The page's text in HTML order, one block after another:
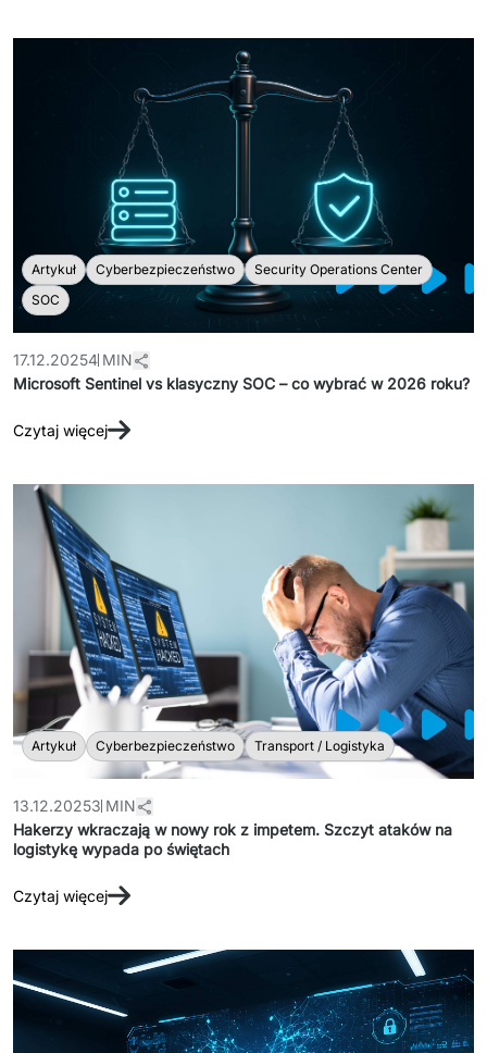
Artykuł Cyberbezpieczeństwo
Security Operations Center
SOC
17.12.20254 MIN
Microsoft Sentinel vs klasyczny SOC – co wybrać w 2026 roku?
Czytaj więcej
Artykuł Cyberbezpieczeństwo Transport / Logistyka
13.12.20253 MIN
Hakerzy wkraczają w nowy rok z impetem. Szczyt ataków na
logistykę wypada po świętach
Czytaj więcej